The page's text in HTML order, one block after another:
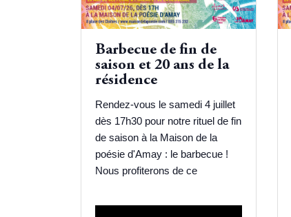
Barbecue de fin de
saison et 20 ans de la
résidence
Rendez-vous le samedi 4 juillet
dès 17h30 pour notre rituel de fin
de saison à la Maison de la
poésie d'Amay : le barbecue !
Nous profiterons de ce